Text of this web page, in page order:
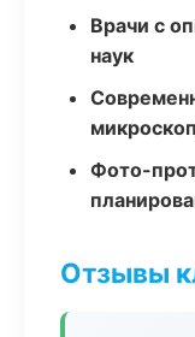
Врачи с
наук
Фото-
Отзывы